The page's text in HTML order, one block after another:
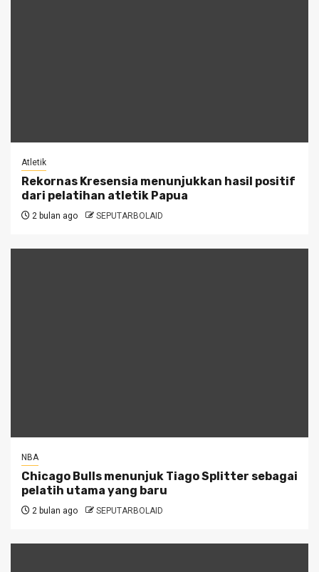
Atletik
Rekornas Kresensia menunjukkan hasil positif
dari pelatihan atletik Papua
2 bulan ago SEPUTARBOLAID
NBA
Chicago Bulls menunjuk Tiago Splitter sebagai
pelatih utama yang baru
2 bulan ago SEPUTARBOLAID